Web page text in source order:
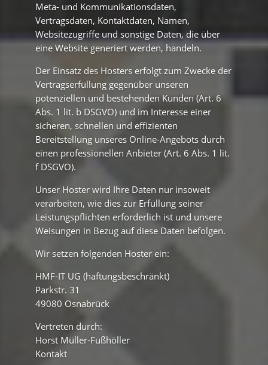
Meta- und Kommunikationsdaten,
Vertragsdaten, Kontaktdaten, Namen,
Websitezugriffe und sonstige Daten, die über
eine Website generiert werden, handeln.
Der Einsatz des Hosters erfolgt zum Zwecke der
Vertragserfüllung gegenüber unseren
potenziellen und bestehenden Kunden (Art. 6
Abs. 1 lit. b DSGVO) und im Interesse einer
sicheren, schnellen und effizienten
Bereitstellung unseres Online-Angebots durch
einen professionellen Anbieter (Art. 6 Abs. 1 lit.
f DSGVO).
Unser Hoster wird Ihre Daten nur insoweit
verarbeiten, wie dies zur Erfüllung seiner
Leistungspflichten erforderlich ist und unsere
Weisungen in Bezug auf diese Daten befolgen.
Wir setzen folgenden Hoster ein:
HMF-IT UG (haftungsbeschränkt)
Parkstr. 31
49080 Osnabrück
Vertreten durch:
Horst Müller-Fußhöller
Kontakt